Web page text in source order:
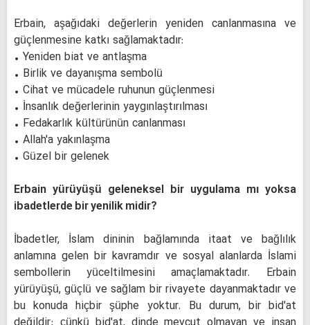
Erbain, aşağıdaki değerlerin yeniden canlanmasına ve
güçlenmesine katkı sağlamaktadır:
• Yeniden biat ve antlaşma
• Birlik ve dayanışma sembolü
• Cihat ve mücadele ruhunun güçlenmesi
• İnsanlık değerlerinin yaygınlaştırılması
• Fedakarlık kültürünün canlanması
• Allah'a yakınlaşma
• Güzel bir gelenek
Erbain yürüyüşü geleneksel bir uygulama mı yoksa
ibadetlerde bir yenilik midir?
İbadetler, İslam dininin bağlamında itaat ve bağlılık
anlamına gelen bir kavramdır ve sosyal alanlarda İslami
sembollerin yüceltilmesini amaçlamaktadır. Erbain
yürüyüşü, güçlü ve sağlam bir rivayete dayanmaktadır ve
bu konuda hiçbir şüphe yoktur. Bu durum, bir bid'at